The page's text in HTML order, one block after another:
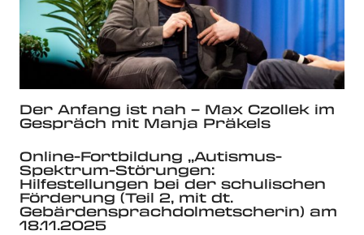
Der Anfang ist nah – Max Czollek im
Gespräch mit Manja Präkels
Online-Fortbildung „Autismus-
Spektrum-Störungen:
Hilfestellungen bei der schulischen
Förderung (Teil 2, mit dt.
Gebärdensprachdolmetscherin) am
18.11.2025